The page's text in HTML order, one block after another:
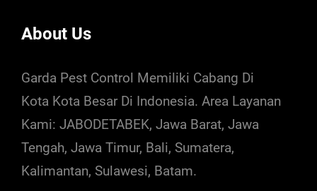
About Us
Garda Pest Control Memiliki Cabang Di
Kota Kota Besar Di Indonesia. Area Layanan
Kami: JABODETABEK, Jawa Barat, Jawa
Tengah, Jawa Timur, Bali, Sumatera,
Kalimantan, Sulawesi, Batam.